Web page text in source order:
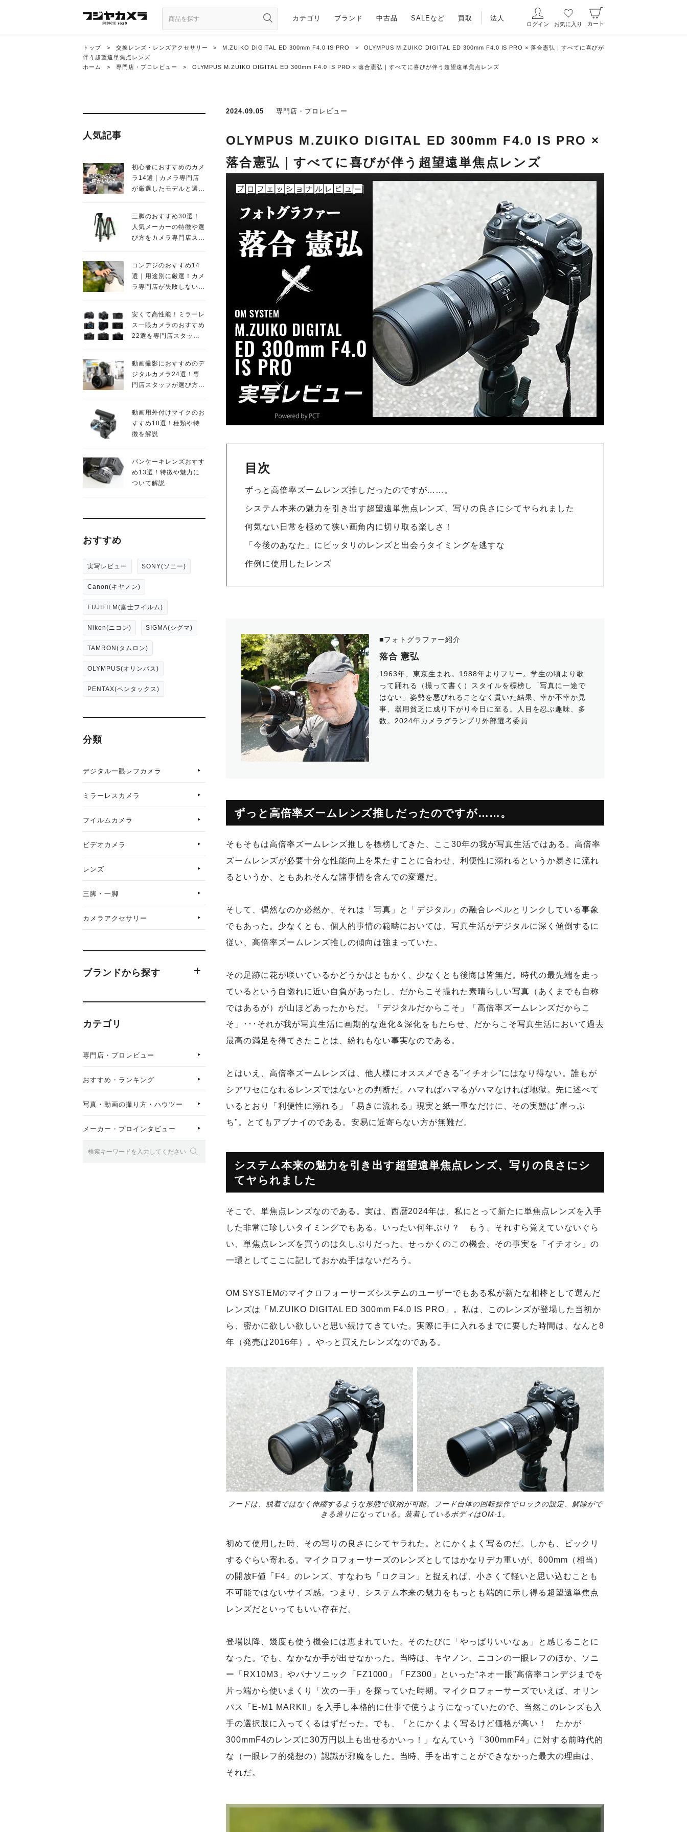
カテゴリ ブランド 中古品 SALEなど 買取 法人
ログイン お気に入り カート
トップ > 交換レンズ・レンズアクセサリー > M.ZUIKO DIGITAL ED 300mm F4.0 IS PRO >
OLYMPUS M.ZUIKO DIGITAL ED 300mm F4.0 IS PRO × 落合憲弘｜すべてに喜びが
伴う超望遠単焦点レンズ
ホーム
> 専門店・プロレビュー > OLYMPUS M.ZUIKO DIGITAL ED 300mm F4.0 IS PRO × 落合憲弘｜すべてに喜びが伴う超望遠単焦点レンズ
人気記事
初心者におすすめのカメ
ラ14選 | カメラ専門店
が厳選したモデルと選び
三脚のおすすめ30選！
人気メーカーの特徴や選
び方をカメラ専門店スタ
コンデジのおすすめ14
選｜用途別に厳選！カメ
ラ専門店が失敗しない人
安くて高性能！ミラーレ
ス一眼カメラのおすすめ
22選を専門店スタッフ
動画撮影におすすめのデ
ジタルカメラ24選！専
門店スタッフが選び方の
動画用外付けマイクのお
すすめ18選！種類や特
徴を解説
パンケーキレンズおすす
め13選！特徴や魅力に
ついて解説
おすすめ
実写レビュー SONY(ソニー)
Canon(キヤノン)
FUJIFILM(富士フイルム)
Nikon(ニコン) SIGMA(シグマ)
TAMRON(タムロン)
OLYMPUS(オリンパス)
PENTAX(ペンタックス)
分類
デジタル一眼レフカメラ
ミラーレスカメラ
フイルムカメラ
ビデオカメラ
レンズ
三脚・一脚
カメラアクセサリー
ブランドから探す
カテゴリ
専門店・プロレビュー
おすすめ・ランキング
写真・動画の撮り方・ハウツー
メーカー・プロインタビュー
2024.09.05 専門店・プロレビュー
OLYMPUS M.ZUIKO DIGITAL ED 300mm F4.0 IS PRO ×
落合憲弘｜すべてに喜びが伴う超望遠単焦点レンズ
目次
ずっと高倍率ズームレンズ推しだったのですが……。
システム本来の魅力を引き出す超望遠単焦点レンズ、写りの良さにシてヤられました
何気ない日常を極めて狭い画角内に切り取る楽しさ！
「今後のあなた」にピッタリのレンズと出会うタイミングを逃すな
作例に使用したレンズ
■フォトグラファー紹介
落合 憲弘
1963年、東京生まれ。1988年よりフリー。学生の頃より歌
って踊れる（撮って書く）スタイルを標榜し「写真に一途で
はない」姿勢を悪びれることなく貫いた結果、幸か不幸か見
事、器用貧乏に成り下がり今日に至る。人目を忍ぶ趣味、多
数。2024年カメラグランプリ外部選考委員
ずっと高倍率ズームレンズ推しだったのですが……。
そもそもは高倍率ズームレンズ推しを標榜してきた、ここ30年の我が写真生活ではある。高倍率
ズームレンズが必要十分な性能向上を果たすことに合わせ、利便性に溺れるというか易きに流れ
るというか、ともあれそんな諸事情を含んでの変遷だ。
そして、偶然なのか必然か、それは「写真」と「デジタル」の融合レベルとリンクしている事象
でもあった。少なくとも、個人的事情の範疇においては、写真生活がデジタルに深く傾倒するに
従い、高倍率ズームレンズ推しの傾向は強まっていた。
その足跡に花が咲いているかどうかはともかく、少なくとも後悔は皆無だ。時代の最先端を走っ
ているという自惚れに近い自負があったし、だからこそ撮れた素晴らしい写真（あくまでも自称
ではあるが）が山ほどあったからだ。「デジタルだからこそ」「高倍率ズームレンズだからこ
そ」･･･それが我が写真生活に画期的な進化＆深化をもたらせ、だからこそ写真生活において過去
最高の満足を得てきたことは、紛れもない事実なのである。
とはいえ、高倍率ズームレンズは、他人様にオススメできる"イチオシ”にはなり得ない。誰もが
シアワセになれるレンズではないとの判断だ。ハマればハマるがハマなければ地獄。先に述べて
いるとおり「利便性に溺れる」「易きに流れる」現実と紙一重なだけに、その実態は"崖っぷ
ち"。とてもアブナイのである。安易に近寄らない方が無難だ。
システム本来の魅力を引き出す超望遠単焦点レンズ、写りの良さにシ
てヤられました
そこで、単焦点レンズなのである。実は、西暦2024年は、私にとって新たに単焦点レンズを入手
した非常に珍しいタイミングでもある。いったい何年ぶり？ もう、それすら覚えていないぐら
い、単焦点レンズを買うのは久しぶりだった。せっかくのこの機会、その事実を「イチオシ」の
一環としてここに記しておかぬ手はないだろう。
OM SYSTEMのマイクロフォーサーズシステムのユーザーでもある私が新たな相棒として選んだ
レンズは「M.ZUIKO DIGITAL ED 300mm F4.0 IS PRO」。私は、このレンズが登場した当初か
ら、密かに欲しい欲しいと思い続けてきていた。実際に手に入れるまでに要した時間は、なんと8
年（発売は2016年）。やっと買えたレンズなのである。
フードは、脱着ではなく伸縮するような形態で収納が可能。フード自体の回転操作でロックの設定、解除がで
きる造りになっている。装着しているボディはOM-1。
初めて使用した時、その写りの良さにシてヤラれた。とにかくよく写るのだ。しかも、ビックリ
するぐらい寄れる。マイクロフォーサーズのレンズとしてはかなりデカ重いが、600mm（相当）
の開放F値「F4」のレンズ、すなわち「ロクヨン」と捉えれば、小さくて軽いと思い込むことも
不可能ではないサイズ感。つまり、システム本来の魅力をもっとも端的に示し得る超望遠単焦点
レンズだといってもいい存在だ。
登場以降、幾度も使う機会には恵まれていた。そのたびに「やっぱりいいなぁ」と感じることに
なった。でも、なかなか手が出せなかった。当時は、キヤノン、ニコンの一眼レフのほか、ソニ
ー「RX10M3」やパナソニック「FZ1000」「FZ300」といった“ネオ一眼”高倍率コンデジまでを
片っ端から使いまくり「次の一手」を探っていた時期。マイクロフォーサーズでいえば、オリン
パス「E-M1 MARKII」を入手し本格的に仕事で使うようになっていたので、当然このレンズも入
手の選択肢に入ってくるはずだった。でも、「とにかくよく写るけど価格が高い！ たかが
300mmF4のレンズに30万円以上も出せるかいっ！」なんていう「300mmF4」に対する前時代的
な（一眼レフ的発想の）認識が邪魔をした。当時、手を出すことができなかった最大の理由は、
それだ。